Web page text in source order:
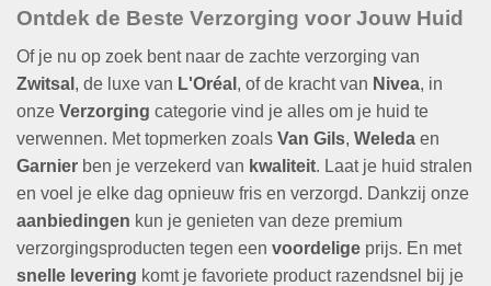
Ontdek de Beste Verzorging voor Jouw Huid
Of je nu op zoek bent naar de zachte verzorging van
Zwitsal , de luxe van L'Oréal , of de kracht van Nivea, in
onze Verzorging categorie vind je alles om je huid te
verwennen. Met topmerken zoals Van Gils, Weleda en
Garnier ben je verzekerd van kwaliteit. Laat je huid stralen
en voel je elke dag opnieuw fris en verzorgd. Dankzij onze
aanbiedingen kun je genieten van deze premium
verzorgingsproducten tegen een voordelige prijs. En met
snelle levering komt je favoriete product razendsnel bij je